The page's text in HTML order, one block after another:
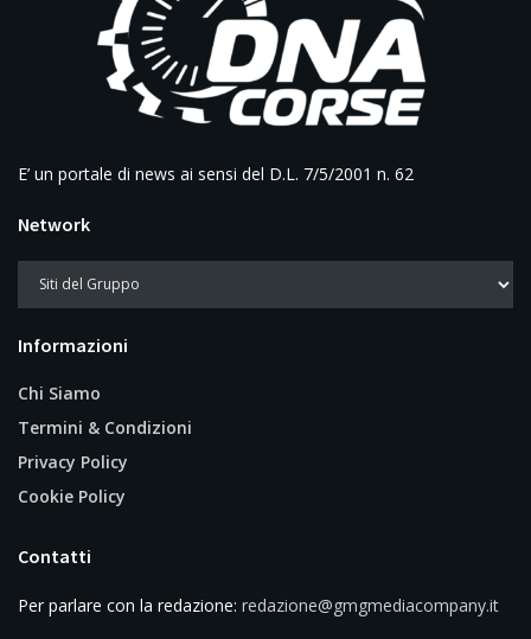
E’ un portale di news ai sensi del D.L. 7/5/2001 n. 62
Network
Informazioni
Chi Siamo
Termini & Condizioni
Privacy Policy
Cookie Policy
Contatti
Per parlare con la redazione: redazione@gmgmediacompany.it